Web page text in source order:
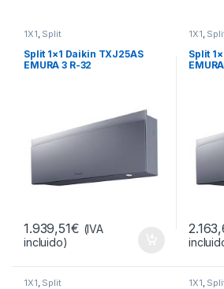
1X1, Split
Split 1×1 Daikin TXJ25AS
EMURA 3 R-32
1.939,51€ (IVA
incluido)
1X1,
Split
1X1, Split 1X1,